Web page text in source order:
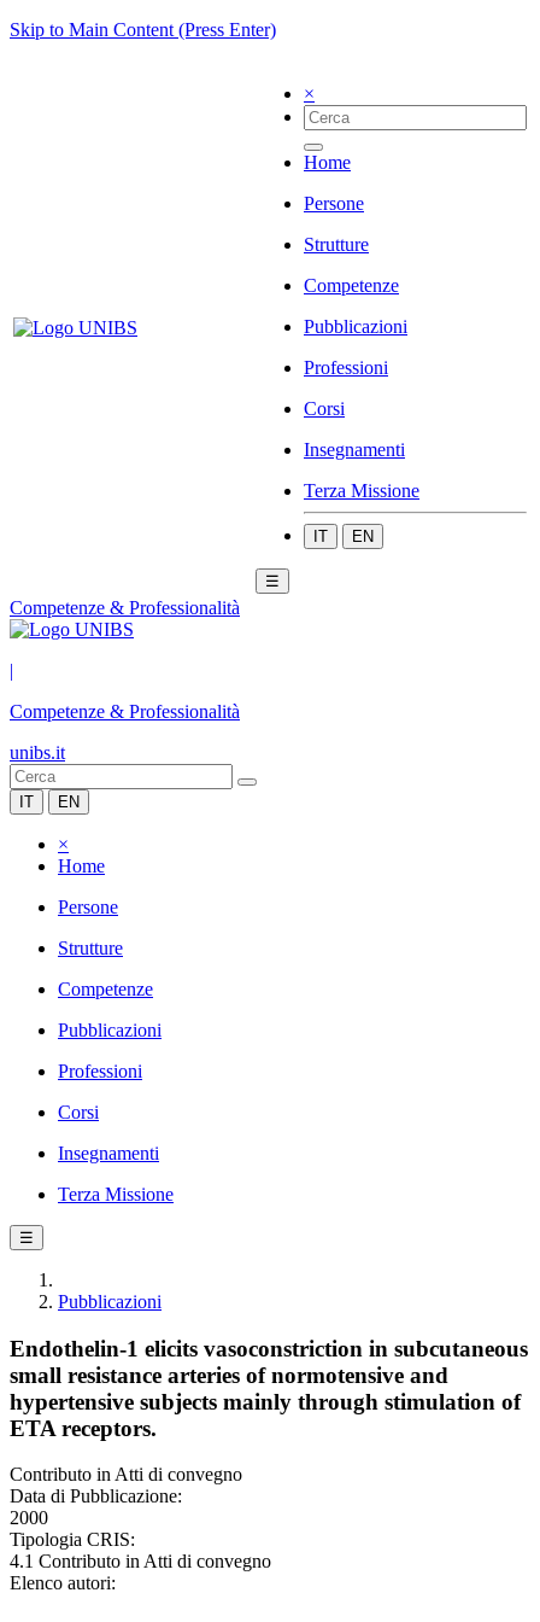
Skip to Main Content (Press Enter)
×
Home
Persone
Strutture
Competenze
Pubblicazioni
Professioni
Corsi
Insegnamenti
Terza Missione
IT EN
☰
Competenze & Professionalità
|
Competenze & Professionalità
unibs.it
IT EN
×
Home
Persone
Strutture
Competenze
Pubblicazioni
Professioni
Corsi
Insegnamenti
Terza Missione
☰
Pubblicazioni
Endothelin-1 elicits vasoconstriction in subcutaneous
small resistance arteries of normotensive and
hypertensive subjects mainly through stimulation of
ETA receptors.
Contributo in Atti di convegno
Data di Pubblicazione:
2000
Tipologia CRIS:
4.1 Contributo in Atti di convegno
Elenco autori: